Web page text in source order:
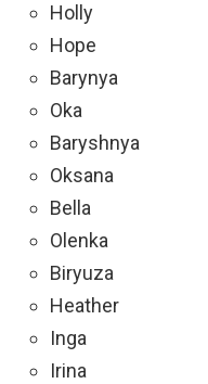
Holly
Hope
Barynya
Oka
Baryshnya
Oksana
Bella
Olenka
Biryuza
Heather
Inga
Irina